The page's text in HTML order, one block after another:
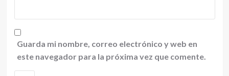
Guarda mi nombre, correo electrónico y web en
este navegador para la próxima vez que comente.